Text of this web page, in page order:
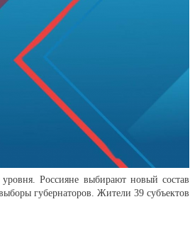
Россияне выбирают новый состав
губернаторов. Жители 39 субъектов